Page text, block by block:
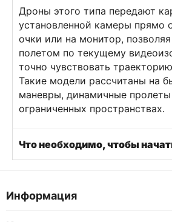
Дроны этого типа передают
установленной камеры прямо
очки или на монитор, позволяя
полетом по текущему
точно чувствовать
Такие модели рассчитаны на
маневры, динамичные
ограниченных пространствах.
Что необходимо, чтобы
Информация